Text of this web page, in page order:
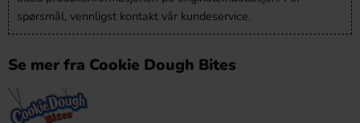
spørsmål, vennligst kontakt vår kundeservice.
Se mer fra Cookie Dough Bites